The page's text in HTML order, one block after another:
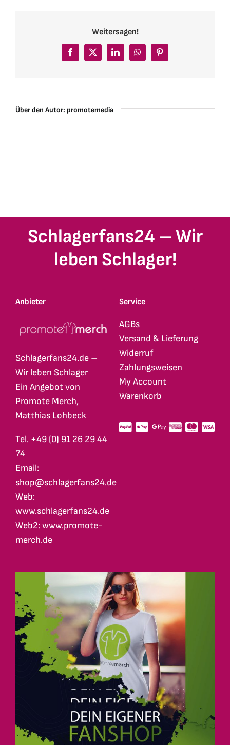
Weitersagen!
Facebook
X LinkedInWhatsAppPinterest
Über den Autor: promotemedia
Schlagerfans24 – Wir
leben Schlager!
Anbieter
Schlagerfans24.de –
Wir leben Schlager
Ein Angebot von
Promote Merch,
Matthias Lohbeck
Tel. +49 (0) 91 26 29 44
74
Email:
shop@schlagerfans24.de
Web:
www.schlagerfans24.de
Web2: www.promote-
merch.de
Service
AGBs
Versand & Lieferung
Widerruf
Zahlungsweisen
My Account
Warenkorb